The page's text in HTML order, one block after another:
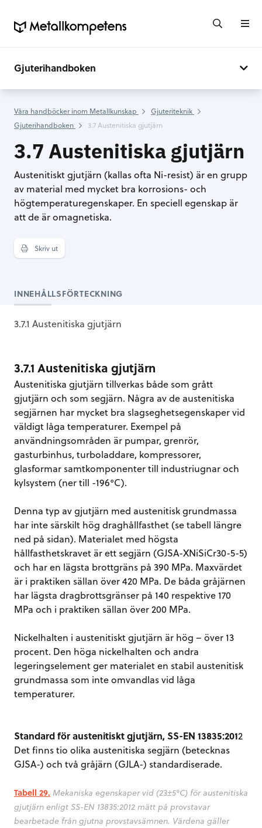
Gjuterihandboken
Våra handböcker inom Metallkunskap
Gjuteriteknik
Gjuterihandboken
3.7 Austenitiska gjutjärn
3.7 Austenitiska gjutjärn
Austenitiskt gjutjärn (kallas ofta Ni-resist) är en grupp
av material med mycket bra korrosions- och
högtemperaturegenskaper. En speciell egenskap är
att de är omagnetiska.
Skriv ut
INNEHÅLLSFÖRTECKNING
3.7.1 Austenitiska gjutjärn
3.7.1 Austenitiska gjutjärn
Austenitiska gjutjärn tillverkas både som grått
gjutjärn och som segjärn. Några av de austenitiska
segjärnen har mycket bra slagseghetsegenskaper vid
väldigt låga temperaturer. Exempel på
användningsområden är pumpar, grenrör,
gasturbinhus, turboladdare, kompressorer,
glasformar samtkomponenter till industriugnar och
kylsystem (ner till -196°C).
Denna typ av gjutjärn med austenitisk grundmassa
har inte särskilt hög draghållfasthet (se tabell längre
ned på sidan). Materialet med högsta
hållfasthetskravet är ett segjärn (GJSA-XNiSiCr30-5-5)
och har en lägsta brottgräns på 390 MPa. Maxvärdet
är i praktiken sällan över 420 MPa. De båda gråjärnen
har lägsta dragbrottsgränser på 140 respektive 170
MPa och i praktiken sällan över 200 MPa.
Nickelhalten i austenitiskt gjutjärn är hög – över 13
procent. Den höga nickelhalten och andra
legeringselement ger materialet en stabil austenitisk
grundmassa som inte omvandlas vid låga
temperaturer.
Standard för austenitiskt gjutjärn, SS-EN 13835:2012
Det finns tio olika austenitiska segjärn (betecknas
GJSA-) och två gråjärn (GJLA-) standardiserade.
Tabell 29. Mekaniska egenskaper vid (23±5°C) för austenitiska
gjutjärn enligt SS-EN 13835:2012 mätt på provstavar
bearbetade från gjutna provstavsämnen. Värdena gäller